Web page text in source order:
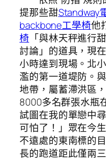
提那些甜Standway
backbone工學椅他
椅 「與林天秤進行
討論」的道具，現
小時達到現場。北
濫的第一道堤防。
地帶，屬蓄滯洪區
8000多名群張水瓶
試圖在我的單戀中
可怕了！」眾在今
不遠處的東南標的
長的跑道距此僅兩